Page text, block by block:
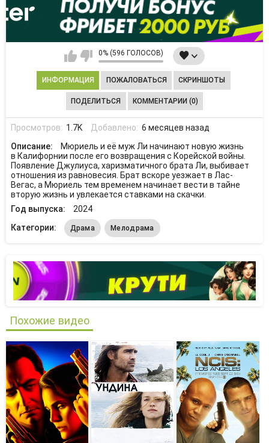
0% (596 ГОЛОСОВ)
ИНФОРМАЦИЯ ПОЖАЛОВАТЬСЯ СКРИНШОТЫ
ПОДЕЛИТЬСЯ КОММЕНТАРИИ (0)
Просмотров: 1.7K Добавлено: 6 месяцев назад
Описание:
Мюриель и её муж Ли начинают новую жизнь
в Калифорнии после его возвращения с Корейской войны.
Появление Джулиуса, харизматичного брата Ли, выбивает
отношения из равновесия. Брат вскоре уезжает в Лас-
Вегас, а Мюриель тем временем начинает вести в тайне
вторую жизнь и увлекается ставками на скачки.
Год выпуска:
2024
Категории:
Драма Мелодрама
Похожие видео